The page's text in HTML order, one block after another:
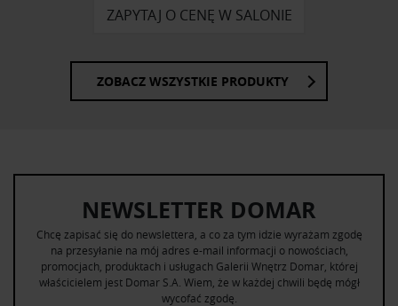
Partnerzy mogą połączyć te informacje z innymi danymi
ZAPYTAJ O CENĘ W SALONIE
ZOBACZ WSZYSTKIE PRODUKTY
NEWSLETTER DOMAR
Chcę zapisać się do newslettera, a co za tym idzie wyrażam zgodę
na przesyłanie na mój adres e-mail informacji o nowościach,
promocjach, produktach i usługach Galerii Wnętrz Domar, której
właścicielem jest Domar S.A. Wiem, że w każdej chwili będę mógł
wycofać zgodę.